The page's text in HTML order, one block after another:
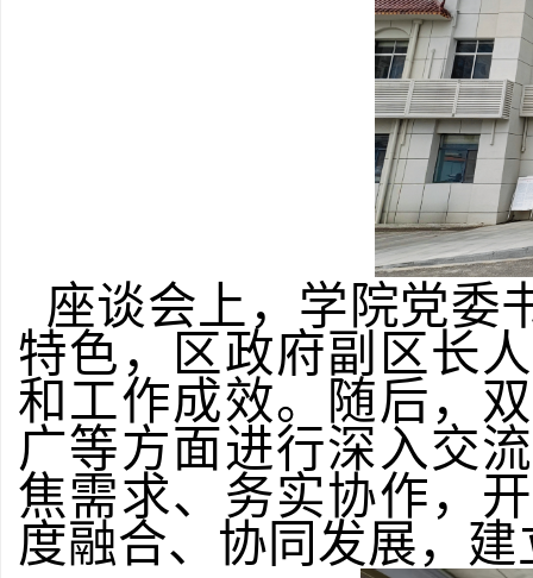
座谈会上，学院党委
特色，区政府副区长
和工作成效。随后，
广等方面进行深入交
焦需求、务实协作，
度融合、协同发展，